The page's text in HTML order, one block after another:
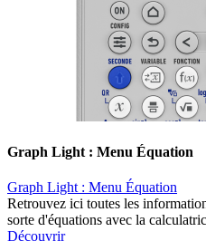
Graph Light : Menu Équation
Graph Light : Menu Équation
Retrouvez ici toutes les
sorte d'équations avec la
Découvrir